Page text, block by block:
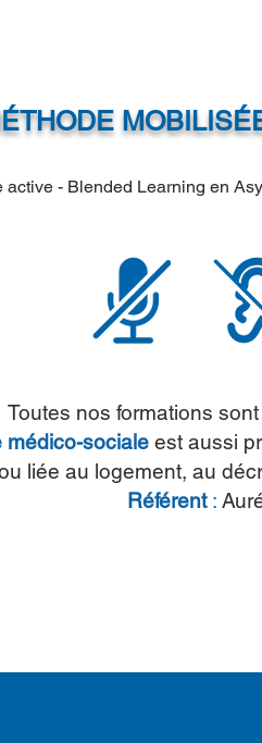
active - Blended Learning en
Toutes nos formations
médico-sociale est aussi
liée au logement, au
Référent :